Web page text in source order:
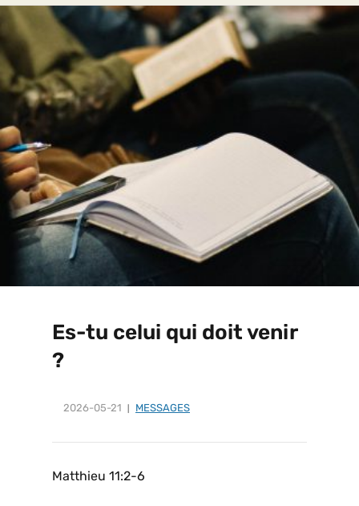
Es-tu celui qui doit venir
?
2026-05-21 MESSAGES
Matthieu 11:2-6